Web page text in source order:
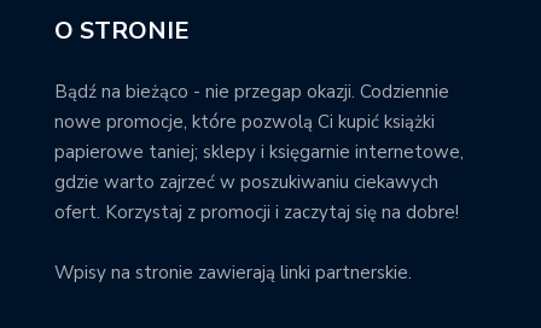
O STRONIE
Bądź na bieżąco - nie przegap okazji. Codziennie
nowe promocje, które pozwolą Ci kupić książki
papierowe taniej; sklepy i księgarnie internetowe,
gdzie warto zajrzeć w poszukiwaniu ciekawych
ofert. Korzystaj z promocji i zaczytaj się na dobre!
Wpisy na stronie zawierają linki partnerskie.